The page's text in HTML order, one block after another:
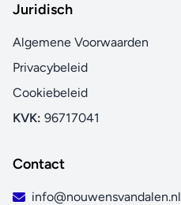
Juridisch
Algemene Voorwaarden
Privacybeleid
Cookiebeleid
KVK: 96717041
Contact
info@nouwensvandalen.nl